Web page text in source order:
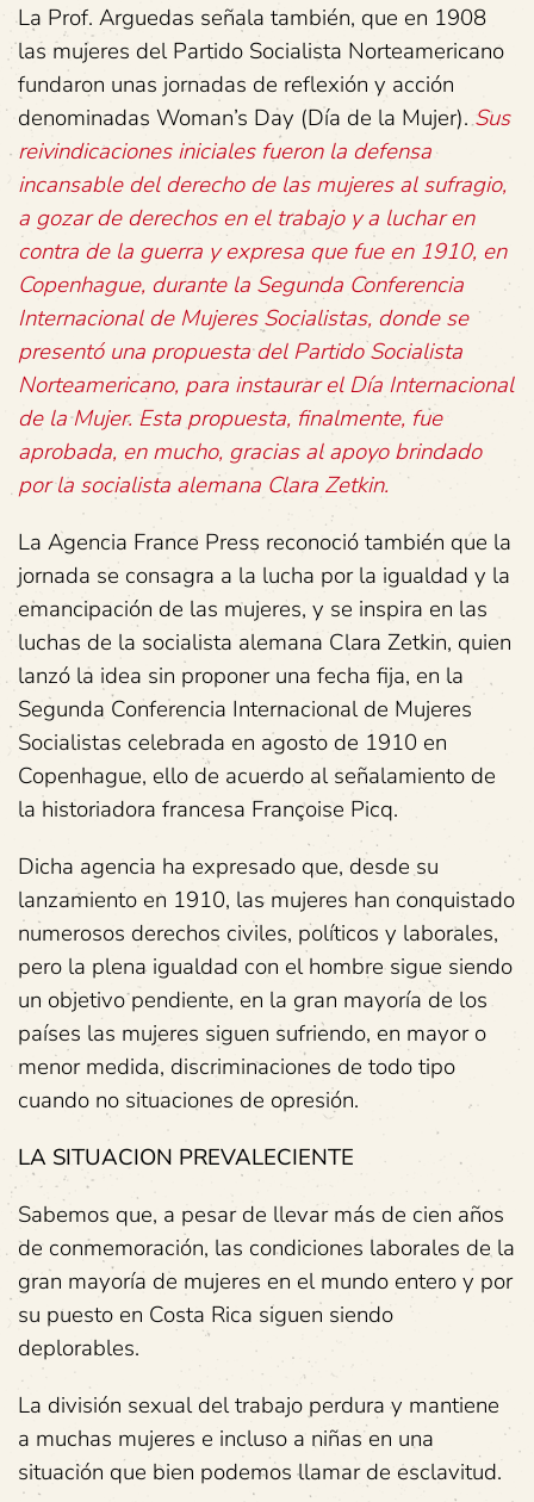
La Prof. Arguedas señala también, que en 1908
las mujeres del Partido Socialista Norteamericano
fundaron unas jornadas de reflexión y acción
denominadas Woman’s Day (Día de la Mujer).Sus
reivindicaciones iniciales fueron la defensa
incansable del derecho de las mujeres al sufragio,
a gozar de derechos en el trabajo y a luchar en
contra de la guerra y expresa que fue en 1910, en
Copenhague, durante la Segunda Conferencia
Internacional de Mujeres Socialistas, donde se
presentó una propuesta del Partido Socialista
Norteamericano, para instaurar el Día Internacional
de la Mujer. Esta propuesta, finalmente, fue
aprobada, en mucho, gracias al apoyo brindado
por la socialista alemana Clara Zetkin.
La Agencia France Press reconoció también que la
jornada se consagra a la lucha por la igualdad y la
emancipación de las mujeres, y se inspira en las
luchas de la socialista alemana Clara Zetkin, quien
lanzó la idea sin proponer una fecha fija, en la
Segunda Conferencia Internacional de Mujeres
Socialistas celebrada en agosto de 1910 en
Copenhague, ello de acuerdo al señalamiento de
la historiadora francesa Françoise Picq.
Dicha agencia ha expresado que, desde su
lanzamiento en 1910, las mujeres han conquistado
numerosos derechos civiles, políticos y laborales,
pero la plena igualdad con el hombre sigue siendo
un objetivo pendiente, en la gran mayoría de los
países las mujeres siguen sufriendo, en mayor o
menor medida, discriminaciones de todo tipo
cuando no situaciones de opresión.
LA SITUACION PREVALECIENTE
Sabemos que, a pesar de llevar más de cien años
de conmemoración, las condiciones laborales de la
gran mayoría de mujeres en el mundo entero y por
su puesto en Costa Rica siguen siendo
deplorables.
La división sexual del trabajo perdura y mantiene
a muchas mujeres e incluso a niñas en una
situación que bien podemos llamar de esclavitud.